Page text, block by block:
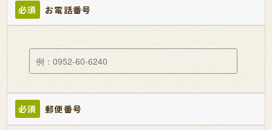
必須 お電話番号
必須 郵便番号